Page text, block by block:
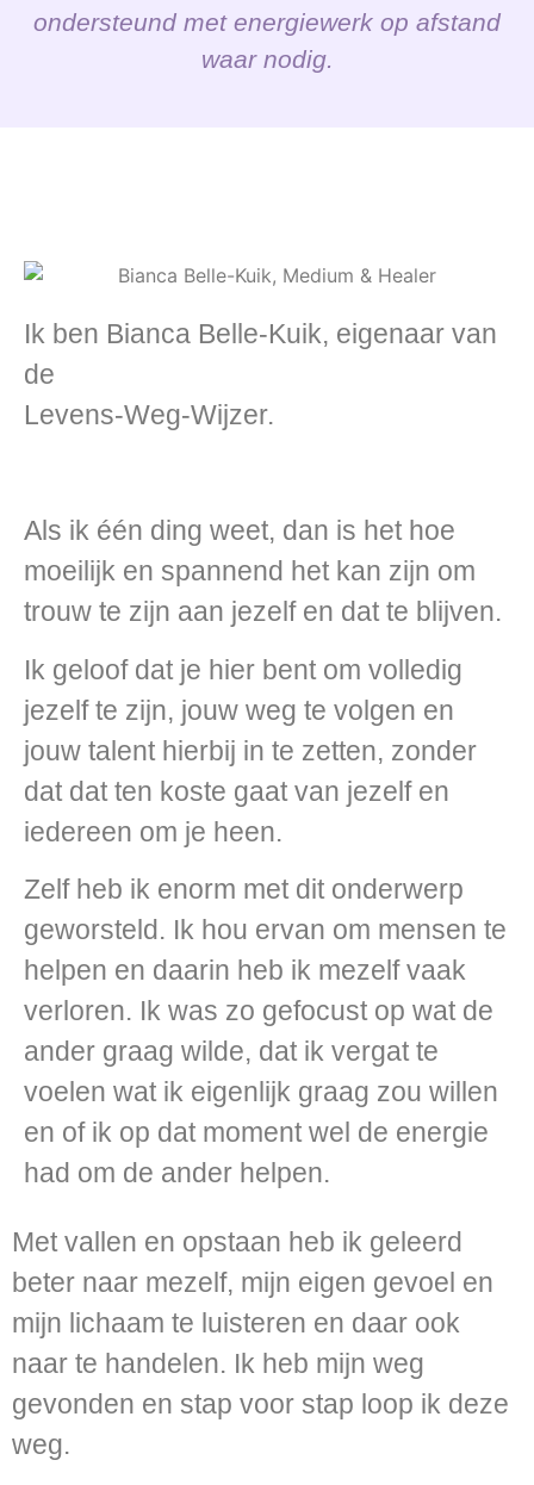
ondersteund met energiewerk op afstand
waar nodig.
Ik ben Bianca Belle-Kuik, eigenaar van
de
Levens-Weg-Wijzer.
Als ik één ding weet, dan is het hoe
moeilijk en spannend het kan zijn om
trouw te zijn aan jezelf en dat te blijven.
Ik geloof dat je hier bent om volledig
jezelf te zijn, jouw weg te volgen en
jouw talent hierbij in te zetten, zonder
dat dat ten koste gaat van jezelf en
iedereen om je heen.
Zelf heb ik enorm met dit onderwerp
geworsteld. Ik hou ervan om mensen te
helpen en daarin heb ik mezelf vaak
verloren. Ik was zo gefocust op wat de
ander graag wilde, dat ik vergat te
voelen wat ik eigenlijk graag zou willen
en of ik op dat moment wel de energie
had om de ander helpen.
Met vallen en opstaan heb ik geleerd
beter naar mezelf, mijn eigen gevoel en
mijn lichaam te luisteren en daar ook
naar te handelen. Ik heb mijn weg
gevonden en stap voor stap loop ik deze
weg.